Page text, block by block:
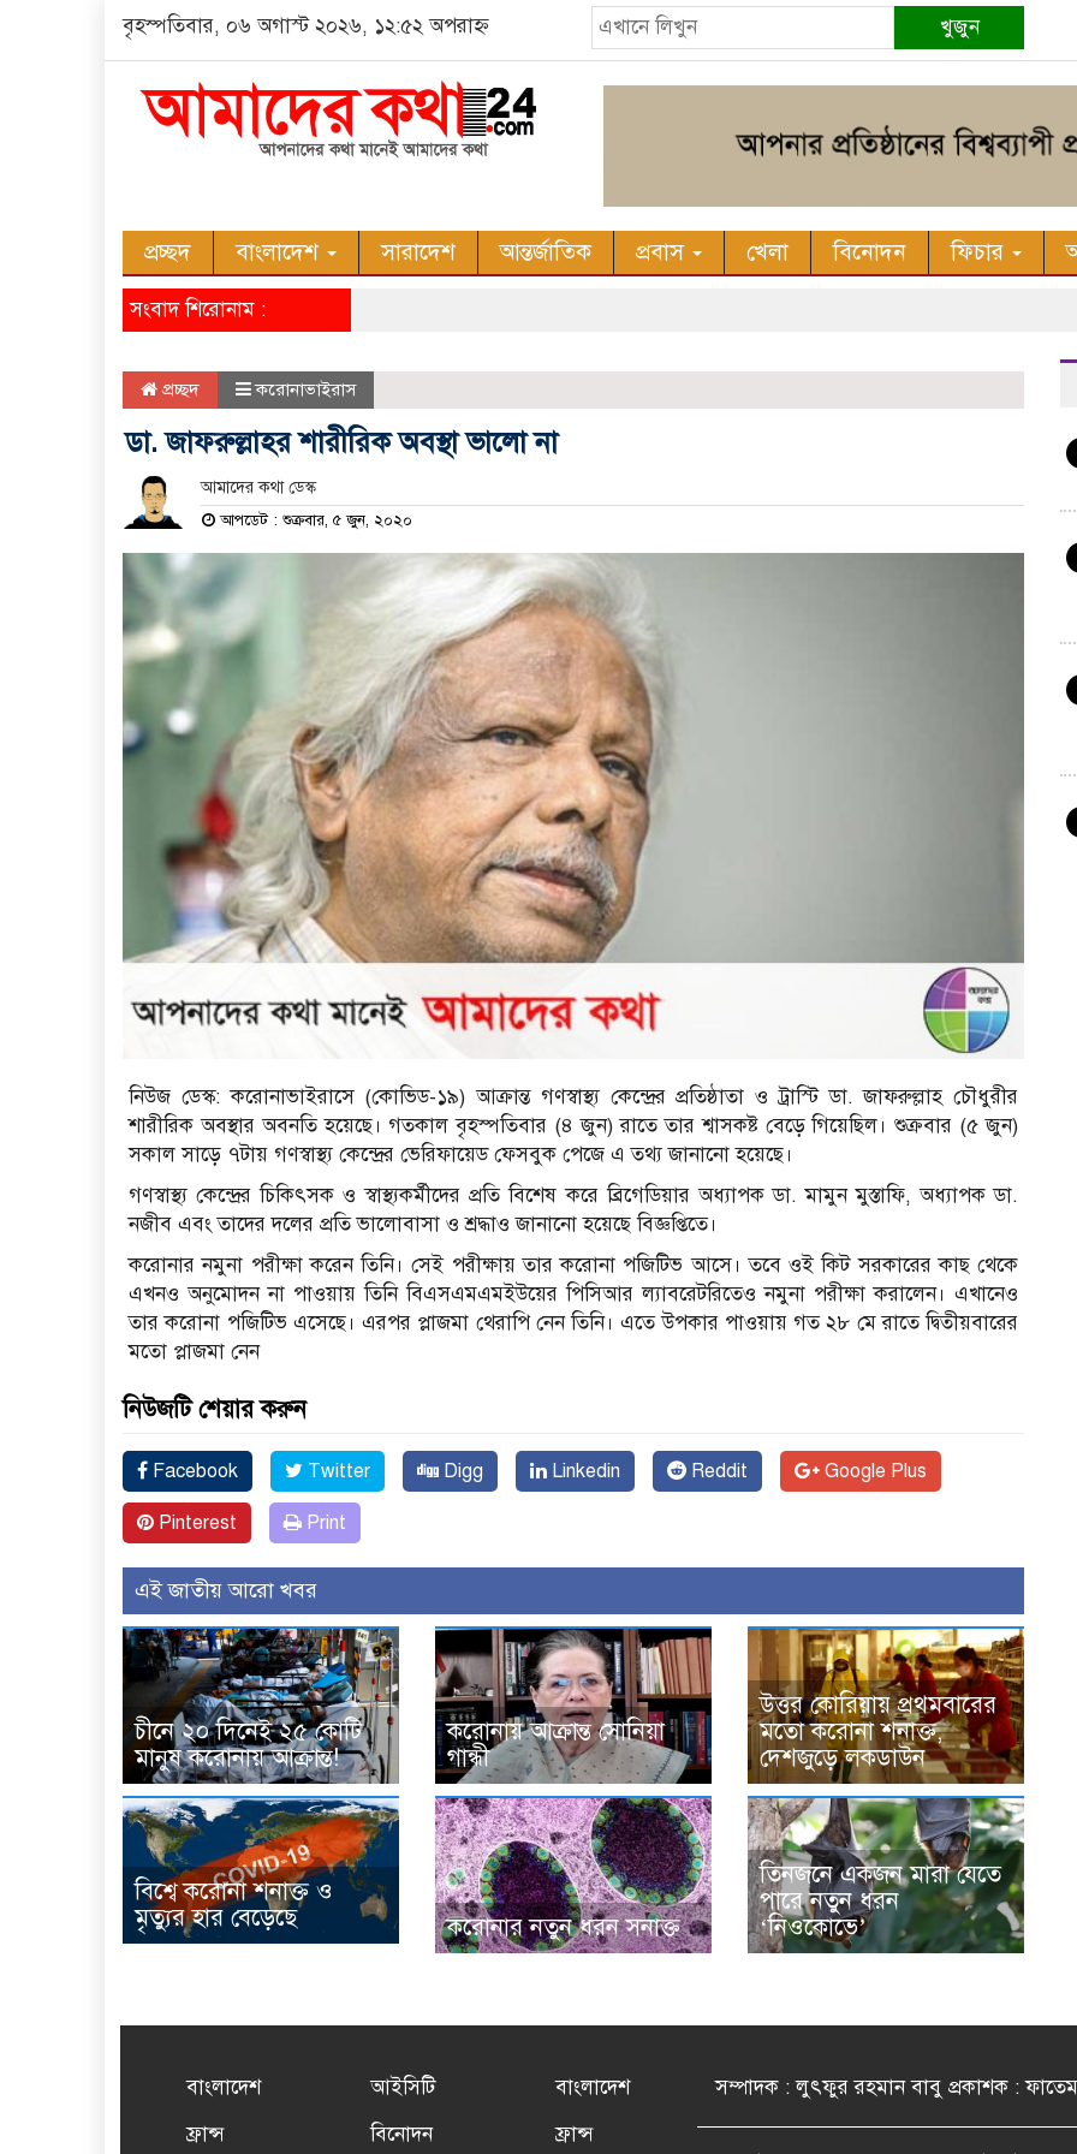
বৃহস্পতিবার, ০৬ অগাস্ট ২০২৬, ১২:৫২ অপরাহ্ন খুজুন
প্রচ্ছদ বাংলাদেশ সারাদেশ আন্তর্জাতিক প্রবাস খেলা বিনোদন ফিচার
সংবাদ শিরোনাম :
প্রচ্ছদ করোনাভাইরাস
ডা. জাফরুল্লাহর শারীরিক অবস্থা ভালো না
আমাদের কথা ডেস্ক
আপডেট : শুক্রবার, ৫ জুন, ২০২০
নিউজ ডেস্ক: করোনাভাইরাসে (কোভিড-১৯) আক্রান্ত গণস্বাস্থ্য কেন্দ্রের প্রতিষ্ঠাতা ও ট্রাস্টি ডা. জাফরুল্লাহ চৌধুরীর
শারীরিক অবস্থার অবনতি হয়েছে। গতকাল বৃহস্পতিবার (৪ জুন) রাতে তার শ্বাসকষ্ট বেড়ে গিয়েছিল। শুক্রবার (৫ জুন)
সকাল সাড়ে ৭টায় গণস্বাস্থ্য কেন্দ্রের ভেরিফায়েড ফেসবুক পেজে এ তথ্য জানানো হয়েছে।
গণস্বাস্থ্য কে‌ন্দ্রের চি‌কিৎসক ও স্বাস্থ্যকর্মী‌দের প্র‌তি বি‌শেষ ক‌রে ব্রিগেডিয়ার অধ্যাপক ডা. মামুন মুস্তাফি, অধ্যাপক ডা.
নজীব এবং তা‌দের দলের প্র‌তি ভা‌লোবাসা ও শ্রদ্ধাও জানানো হয়েছে বিজ্ঞপ্তিতে।
করোনার নমুনা পরীক্ষা করেন তিনি। সেই পরীক্ষায় তার করোনা পজিটিভ আসে। তবে ওই কিট সরকারের কাছ থেকে
এখনও অনুমোদন না পাওয়ায় তিনি বিএসএমএমইউয়ের পিসিআর ল্যাবরেটরিতেও নমুনা পরীক্ষা করালেন। এখানেও
তার করোনা পজিটিভ এসেছে। এরপর প্লাজমা থেরাপি নেন তিনি। এতে উপকার পাওয়ায় গত ২৮ মে রাতে দ্বিতীয়বারের
মতো প্লাজমা নেন
নিউজটি শেয়ার করুন
Facebook Twitter Digg Linkedin Reddit Google Plus
Pinterest Print
এই জাতীয় আরো খবর
চীনে ২০ দিনেই ২৫ কোটি
মানুষ করোনায় আক্রান্ত!
করোনায় আক্রান্ত সোনিয়া
গান্ধী
উত্তর কোরিয়ায় প্রথমবারের
মতো করোনা শনাক্ত,
দেশজুড়ে লকডাউন
বিশ্বে করোনা শনাক্ত ও
মৃত্যুর হার বেড়েছে
করোনার নতুন ধরন সনাক্ত
তিনজনে একজন মারা যেতে
পারে নতুন ধরন
‘নিওকোভে’
বাংলাদেশ
ফ্রান্স
আইসিটি
বিনোদন
বাংলাদেশ
ফ্রান্স
সম্পাদক : লুৎফুর রহমান বাবু প্রকাশক :